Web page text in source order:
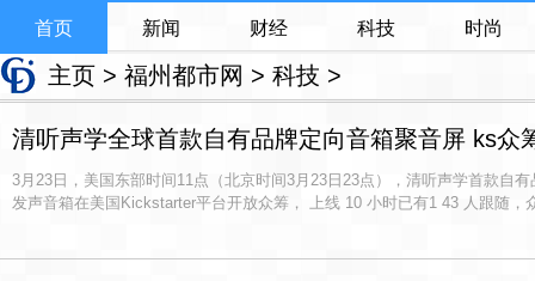
首页 新闻 财经 科技 时尚
主页 > 福州都市网 > 科技 >
清听声学全球首款自有品牌定向音箱聚音屏 ks众
3月23日，美国东部时间11点（北京时间3月23日23点），清听声学首款自
发声音箱在美国Kickstarter平台开放众筹， 上线 10 小时已有1 43 人跟随